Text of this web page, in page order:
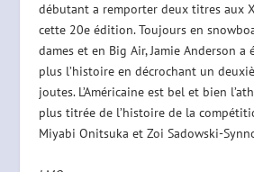
débutant a remporter deux titres aux
cette 20e édition. Toujours en
dames et en Big Air, Jamie Anderson a
plus l’histoire en décrochant un
joutes. L’Américaine est bel et bien
plus titrée de l’histoire de la
Miyabi Onitsuka et Zoi Sadowski-